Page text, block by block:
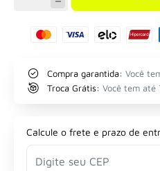
Compra garantida: Você
Troca Grátis: Você tem até
Calcule o frete e prazo de